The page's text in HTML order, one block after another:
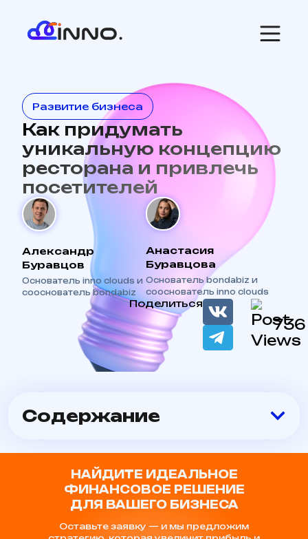
Развитие бизнеса
Как придумать
уникальную концепцию
ресторана и привлечь
посетителей
Александр
Буравцов
Основатель inno clouds и
сооснователь bondabiz
Анастасия
Буравцова
Основатель bondabiz и
сооснователь inno clouds
Поделиться
736
Содержание
НАЙДИТЕ ИДЕАЛЬНОЕ
ФИНАНСОВОЕ РЕШЕНИЕ
ДЛЯ ВАШЕГО БИЗНЕСА
Оставьте заявку — и мы предложим